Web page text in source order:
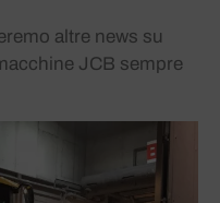
altre news su
JCB sempre